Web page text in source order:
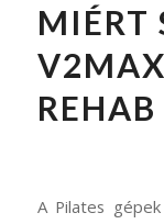
MIÉRT
A Pilates